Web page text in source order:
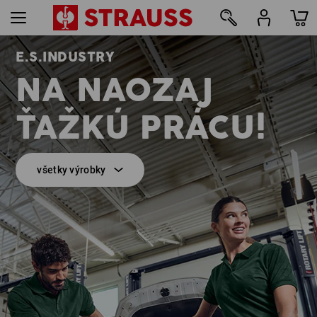
E.S.INDUSTRY
NA NAOZAJ
ŤAŽKÚ PRÁCU!
všetky výrobky
9